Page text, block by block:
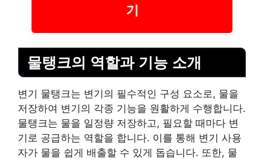
기
물탱크의 역할과 기능 소개
변기 물탱크는 변기의 필수적인 구성 요소로, 물을
저장하여 변기의 각종 기능을 원활하게 수행합니다.
물탱크는 물을 일정량 저장하고, 필요할 때마다 변
기로 공급하는 역할을 합니다. 이를 통해 변기 사용
자가 물을 쉽게 배출할 수 있게 돕습니다. 또한, 물